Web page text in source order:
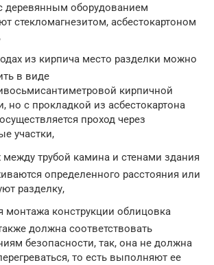
деревянным оборудованием
стекломагнезитом, асбестокартоном
из кирпича место разделки можно
в виде
кирпичной
но с прокладкой из асбестокартона
проход через
участки,
между трубой камина и стенами здания
определенного расстояния или
разделку,
монтажа конструкции облицовка
должна соответствовать
безопасности, так, она не должна
то есть выполняют ее